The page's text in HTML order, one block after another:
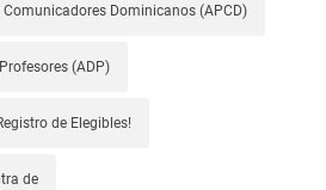
Dominicanos (APCD)
(ADP)
de Elegibles!
de